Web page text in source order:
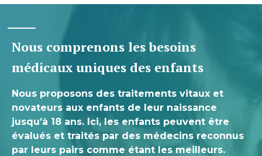
Nous comprenons les besoins
médicaux uniques des enfants
Nous proposons des traitements vitaux et
novateurs aux enfants de leur naissance
jusqu’à 18 ans. Ici, les enfants peuvent être
évalués et traités par des médecins reconnus
par leurs pairs comme étant les meilleurs.